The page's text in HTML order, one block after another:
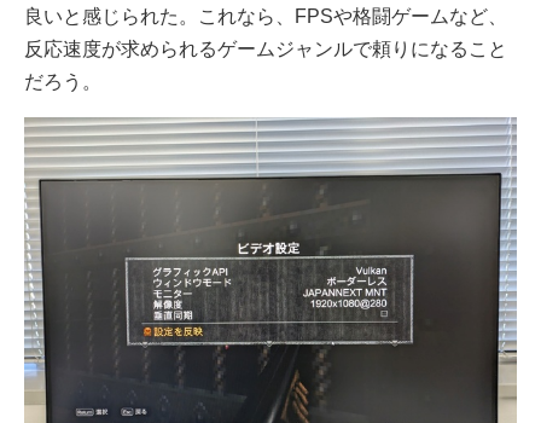
良いと感じられた。これなら、FPSや格闘ゲームなど、
反応速度が求められるゲームジャンルで頼りになること
だろう。